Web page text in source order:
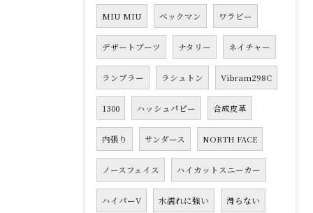
MIU MIU ベックマン ワラビー
デザートブーツ ナタリー ネイチャー
ランブラー ラシュトン Vibram298C
1300 ハッシュパピー 合成皮革
内張り サンダース NORTH FACE
ノースフェイス ハイカットスニーカー
ハイパーV 水濡れに強い 滑らない